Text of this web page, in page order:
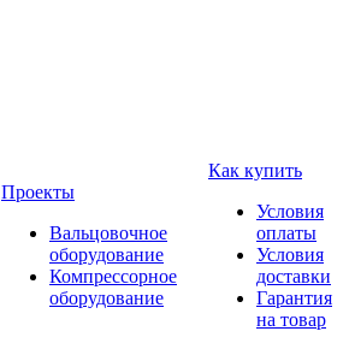
Проекты
Вальцовочное
оборудование
Компрессорное
оборудование
Как купить
Условия
оплаты
Условия
доставки
Гарантия
на товар